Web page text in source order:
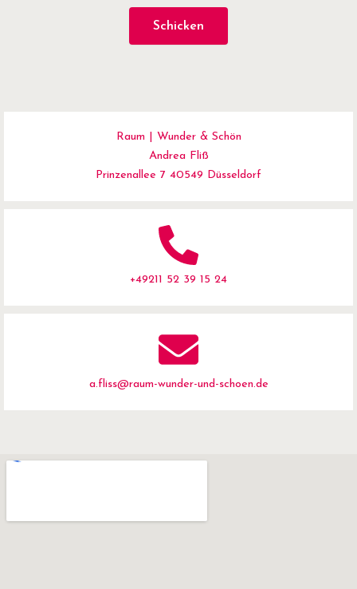
Schicken
Raum | Wunder & Schön
Andrea Fliß
Prinzenallee 7 40549 Düsseldorf
+49211 52 39 15 24
a.fliss@raum-wunder-und-schoen.de